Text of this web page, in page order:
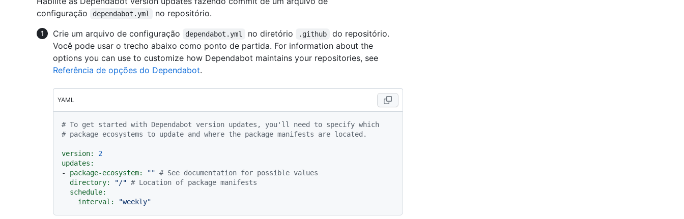
configuração
dependabot.yml
no repositório.
Crie um arquivo de configuração
dependabot.yml no diretório .github
do repositório.
Você pode usar o trecho abaixo como ponto de partida. For information about the
options you can use to customize how Dependabot maintains your repositories, see
Referência de opções do Dependabot.
YAML
# To get started with Dependabot version updates, you'll need to specify which
# package ecosystems to update and where the package manifests are located.
version:
2
updates:
-
package-ecosystem: "" # See documentation for possible values
directory:
"/" # Location of package manifests
schedule:
interval:
"weekly"